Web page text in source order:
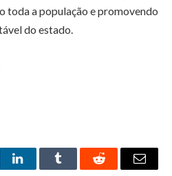
toda a população e promovendo
do estado.
LinkedInTumblr Reddit Email